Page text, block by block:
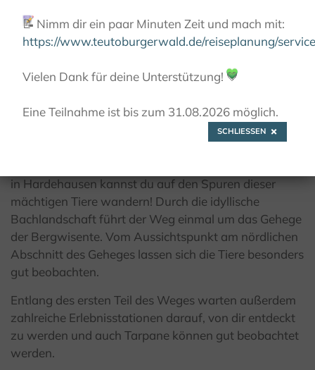
in Hardehausen kannst du auf den Spuren dieser
mächtigen Tiere wandern! Durch die idyllische
Bachlandschaft führt der Weg einmal um das Gehege
der Bergwisente. Vom Aussichtspunkt am nördlichen
Abschnitt des Geheges lassen sich die Tiere besonders
gut beobachten.
Entlang des ersten Teil des Weges warten außerdem
zahlreiche Erlebnisstationen darauf, von dir entdeckt
zu werden und auch Tarpane können gut beobachtet
werden.
📝 Nimm dir ein paar Minuten Zeit und mach mit:
https://www.teutoburgerwald.de/reiseplanung/
Vielen Dank für deine Unterstützung! 💚
Eine Teilnahme ist bis zum 31.08.2026 möglich.
SCHLIESSEN